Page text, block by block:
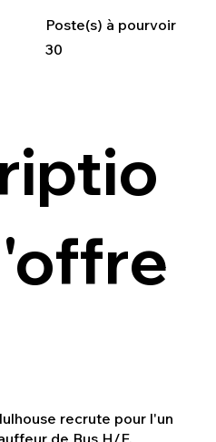
Poste(s) à pourvoir
30
recrute pour l'un
de Bus H/F.